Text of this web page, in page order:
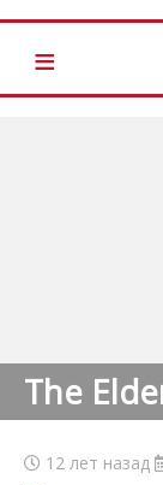
≡
The
12 лет назад